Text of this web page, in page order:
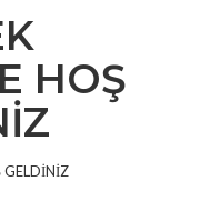
HOŞ
GELDİNİZ